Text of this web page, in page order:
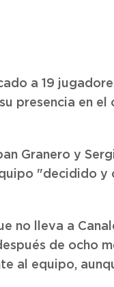
a 19
presencia en el
Granero y
"decidido y
no lleva a
de ocho
al equipo,